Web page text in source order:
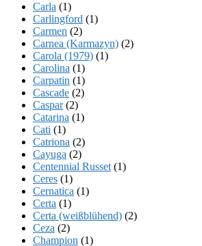
Carla (1)
Carlingford (1)
Carmen (2)
Carnea (Karmazyn) (2)
Carola (1979) (1)
Carolina (1)
Carpatin (1)
Cascade (2)
Caspar(2)
Catarina (1)
Cati (1)
Catriona (2)
Cayuga (2)
Centennial Russet (1)
Ceres (1)
Cernatica (1)
Certa (1)
Certa (weißblühend) (2)
Ceza (2)
Champion (1)